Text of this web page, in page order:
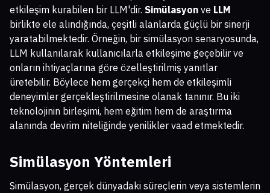
etkileşim kurabilen bir LLM'dir. Simülasyon ve LLM
birlikte ele alındığında, çeşitli alanlarda güçlü bir sinerji
yaratabilmektedir. Örneğin, bir simülasyon senaryosunda,
LLM kullanılarak kullanıcılarla etkileşime geçebilir ve
onların ihtiyaçlarına göre özelleştirilmiş yanıtlar
üretebilir. Böylece hem gerçekçi hem de etkileşimli
deneyimler gerçekleştirilmesine olanak tanınır. Bu iki
teknolojinin birleşimi, hem eğitim hem de araştırma
alanında devrim niteliğinde yenilikler vaad etmektedir.
Simülasyon Yöntemleri
Simülasyon, gerçek dünyadaki süreçlerin veya sistemlerin